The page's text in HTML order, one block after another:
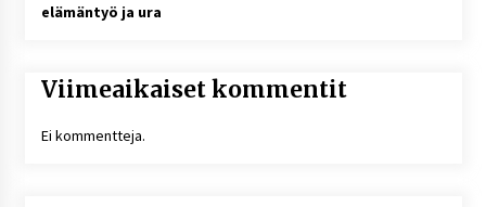
elämäntyö ja ura
Viimeaikaiset kommentit
Ei kommentteja.